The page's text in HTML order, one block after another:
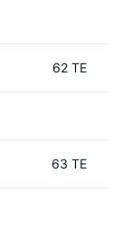
62 TE
63 TE